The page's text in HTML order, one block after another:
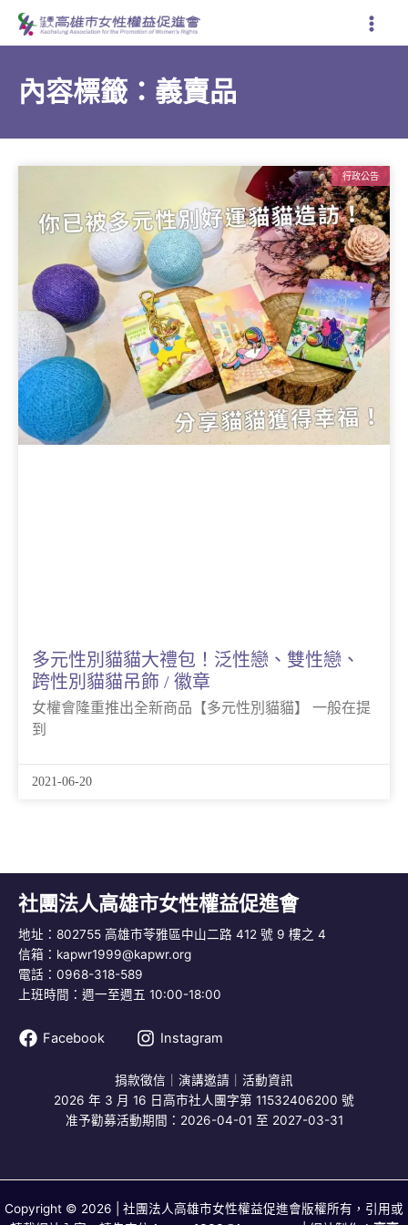
主
內容標籤：義賣品
行政公告
多元性別貓貓大禮包！泛性戀、雙性戀、
跨性別貓貓吊飾 / 徽章
女權會隆重推出全新商品【多元性別貓貓】 一般在提
到
2021-06-20
社團法人高雄市女性權益促進會
地址：802755 高雄市苓雅區中山二路 412 號 9 樓之 4
信箱： kapwr1999@kapwr.org
電話：0968-318-589
上班時間：週一至週五 10:00-18:00
Facebook Instagram
捐款徵信 演講邀請
活動資訊
2026 年 3 月 16 日高市社人團字第 11532406200 號
准予勸募活動期間：2026-04-01 至 2027-03-31
Copyright © 2026 | 社團法人高雄市女性權益促進會版權所有，引用或